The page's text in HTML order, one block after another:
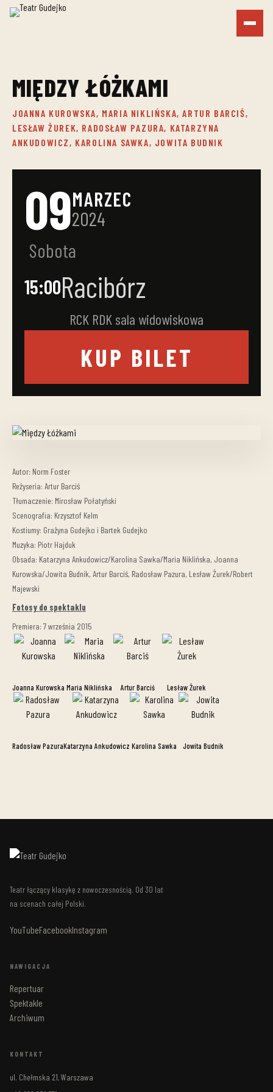
MIĘDZY ŁÓŻKAMI
JOANNA KUROWSKA, MARIA NIKLIŃSKA, ARTUR BARCIŚ,
LESŁAW ŻUREK, RADOSŁAW PAZURA, KATARZYNA
ANKUDOWICZ, KAROLINA SAWKA, JOWITA BUDNIK
09MARZEC
2024
Sobota
15:00Racibórz
RCK RDK sala widowiskowa
KUP BILET
Autor: Norm Foster
Reżyseria: Artur Barciś
Tłumaczenie: Mirosław Połatyński
Scenografia: Krzysztof Kelm
Kostiumy: Grażyna Gudejko i Bartek Gudejko
Muzyka: Piotr Hajduk
Obsada: Katarzyna Ankudowicz/Karolina Sawka/Maria Niklińska, Joanna
Kurowska/Jowita Budnik, Artur Barciś, Radosław Pazura, Lesław Żurek/Robert
Majewski
Fotosy do spektaklu
Premiera: 7 września 2015
Joanna Kurowska Maria Niklińska Artur Barciś Lesław Żurek
Radosław PazuraKatarzyna Ankudowicz Karolina Sawka Jowita Budnik
Teatr łączący klasykę z nowoczesnością. Od 30 lat
na scenach całej Polski.
YouTubeFacebookInstagram
NAWIGACJA
Repertuar
Spektakle
Archiwum
KONTAKT
ul. Chełmska 21, Warszawa